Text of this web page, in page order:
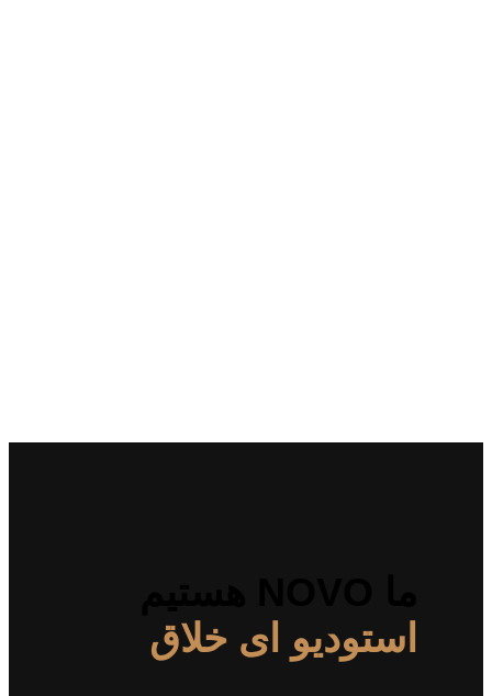
استودیو ای خلاق